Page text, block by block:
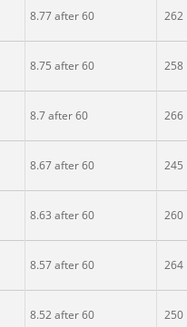
8.77 after 60 262
8.75 after 60 258
8.7 after 60 266
8.67 after 60 245
8.63 after 60 260
8.57 after 60 264
8.52 after 60 250